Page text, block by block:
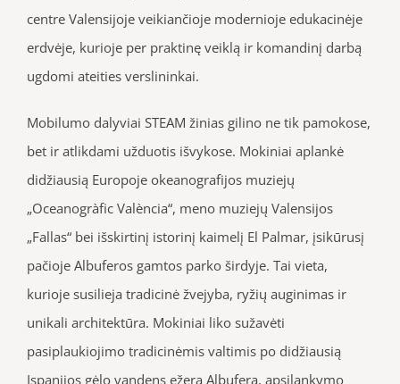
centre Valensijoje veikiančioje modernioje edukacinėje
erdvėje, kurioje per praktinę veiklą ir komandinį darbą
ugdomi ateities verslininkai.
Mobilumo dalyviai STEAM žinias gilino ne tik pamokose,
bet ir atlikdami užduotis išvykose. Mokiniai aplankė
didžiausią Europoje okeanografijos muziejų
„Oceanogràfic València“, meno muziejų Valensijos
„Fallas“ bei išskirtinį istorinį kaimelį El Palmar, įsikūrusį
pačioje Albuferos gamtos parko širdyje. Tai vieta,
kurioje susilieja tradicinė žvejyba, ryžių auginimas ir
unikali architektūra. Mokiniai liko sužavėti
pasiplaukiojimo tradicinėmis valtimis po didžiausią
Ispanijos gėlo vandens ežerą Albuferą, apsilankymo